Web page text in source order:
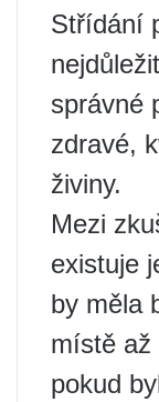
Střídání
správné
zdravé,
živiny.
Mezi
existuje
by měla
místě až
pokud